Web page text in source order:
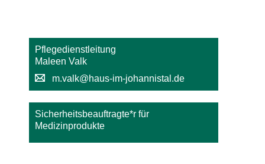
Pflegedienstleitung
Maleen Valk
m.valk@haus-im-johannistal.de
Sicherheitsbeauftragte*r für
Medizinprodukte